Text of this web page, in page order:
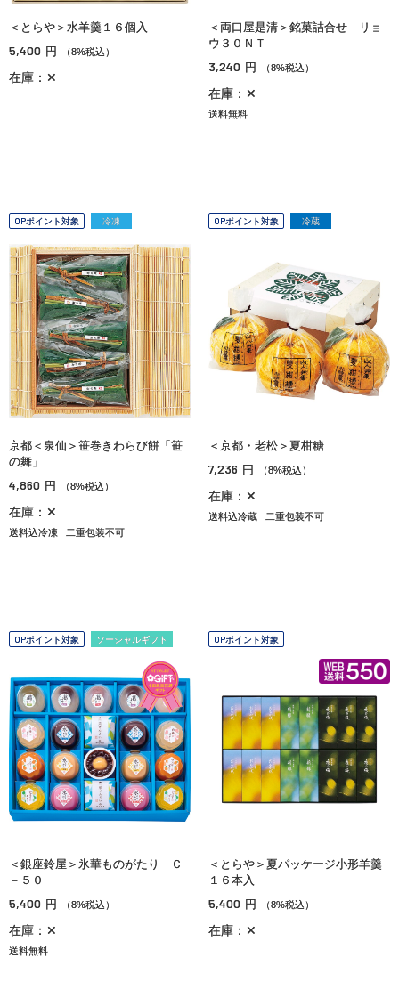
＜とらや＞水羊羹１６個入
5,400 円 （8%税込）
在庫：✕
＜両口屋是清＞銘菓詰合せ リョ
ウ３０ＮＴ
3,240 円 （8%税込）
在庫：✕
送料無料
OPポイント対象 冷凍
京都＜泉仙＞笹巻きわらび餅「笹
の舞」
4,860 円 （8%税込）
在庫：✕
送料込冷凍 二重包装不可
OPポイント対象 冷蔵
＜京都・老松＞夏柑糖
7,236 円 （8%税込）
在庫：✕
送料込冷蔵 二重包装不可
OPポイント対象 ソーシャルギフト
＜銀座鈴屋＞氷華ものがたり Ｃ
－５０
5,400 円 （8%税込）
在庫：✕
送料無料
OPポイント対象
＜とらや＞夏パッケージ小形羊羹
１６本入
5,400 円 （8%税込）
在庫：✕